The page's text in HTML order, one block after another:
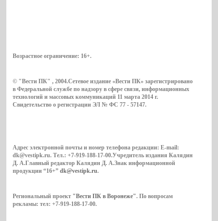
Возрастное ограничение: 16+.
© "Вести ПК" , 2004.Сетевое издание «Вести ПК» зарегистрировано
в Федеральной службе по надзору в сфере связи, информационных
технологий и массовых коммуникаций 11 марта 2014 г.
Свидетельство о регистрации ЭЛ № ФС 77 - 57147.
Адрес электронной почты и номер телефона редакции: E-mail:
dk@vestipk.ru. Тел.: +7-919-188-17-00.Учредитель издания Калядин
Д. А.Главный редактор Калядин Д. А.Знак информационной
продукции “16+”dk@vestipk.ru.
Региональный проект "Вести ПК в Воронеже". По вопросам
рекламы: тел: +7-919-188-17-00.